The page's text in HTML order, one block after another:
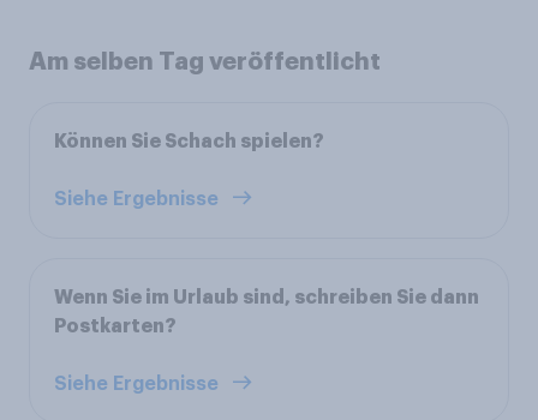
Am selben Tag veröffentlicht
Können Sie Schach spielen?
Siehe Ergebnisse
Wenn Sie im Urlaub sind, schreiben Sie dann
Postkarten?
Siehe Ergebnisse